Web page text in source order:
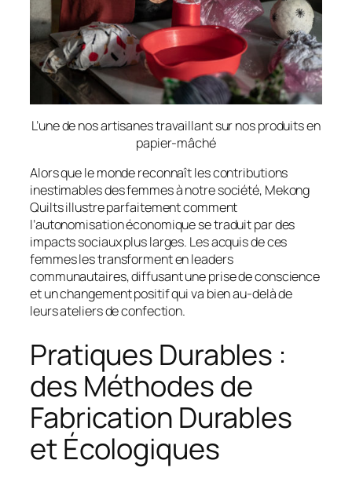
L’une de nos artisanes travaillant sur nos produits en
papier-mâché
Alors que le monde reconnaît les contributions
inestimables des femmes à notre société, Mekong
Quilts illustre parfaitement comment
l’autonomisation économique se traduit par des
impacts sociaux plus larges. Les acquis de ces
femmes les transforment en leaders
communautaires, diffusant une prise de conscience
et un changement positif qui va bien au-delà de
leurs ateliers de confection.
Pratiques Durables :
des Méthodes de
Fabrication Durables
et Écologiques